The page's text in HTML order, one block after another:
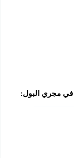
في مجري البول: